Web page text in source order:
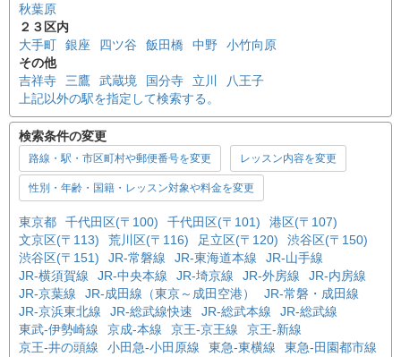
秋葉原
２３区内
大手町
銀座 四ツ谷 飯田橋 中野
小竹向原
その他
吉祥寺
三鷹 武蔵境 国分寺 立川
八王子
上記以外の駅を指定して検索する。
検索条件の変更
路線・駅・市区町村や郵便番号を変更 レッスン内容を変更
性別・年齢・国籍・レッスン対象や料金を変更
東京都 千代田区(〒100) 千代田区(〒101)
港区(〒107)
文京区(〒113)
荒川区(〒116) 足立区(〒120)
渋谷区(〒150)
渋谷区(〒151)
JR-常磐線 JR-東海道本線
JR-山手線
JR-横須賀線
JR-中央本線 JR-埼京線 JR-外房線
JR-内房線
JR-京葉線
JR-成田線（東京～成田空港）
JR-常磐・成田線
JR-京浜東北線
JR-総武線快速 JR-総武本線
JR-総武線
東武-伊勢崎線
京成-本線 京王-京王線
京王-新線
京王-井の頭線
小田急-小田原線 東急-東横線
東急-田園都市線